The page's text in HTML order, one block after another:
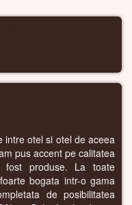
intre otel si otel de aceea
pus accent pe calitatea
fost produse. La toate
bogata intr-o gama
de posibilitatea